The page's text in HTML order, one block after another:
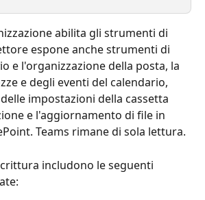
abilita gli strumenti di
espone anche strumenti di
e l'organizzazione della posta, la
e degli eventi del calendario,
impostazioni della cassetta
e l'aggiornamento di file in
Teams rimane di sola lettura.
includono le seguenti